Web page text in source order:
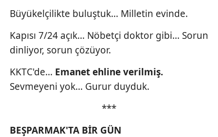
Büyükelçilikte buluştuk... Milletin evinde.
Kapısı 7/24 açık... Nöbetçi doktor gibi... Sorun
dinliyor, sorun çözüyor.
KKTC'de... Emanet ehline verilmiş.
Sevmeyeni yok... Gurur duyduk.
***
BEŞPARMAK'TA BİR GÜN